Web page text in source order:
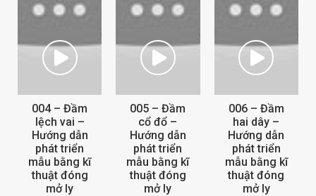
004 – Đầm
lệch vai –
Hướng dẫn
phát triển
mẫu bằng kĩ
thuật đóng
mở ly
005 – Đầm
cổ đổ –
Hướng dẫn
phát triển
mẫu bằng kĩ
thuật đóng
mở ly
006 – Đầm
hai dây –
Hướng dẫn
phát triển
mẫu bằng kĩ
thuật đóng
mở ly